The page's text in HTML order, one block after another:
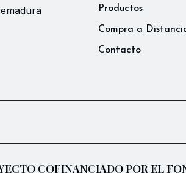
Productos
Compra a
Contacto
COFINANCIADO POR EL